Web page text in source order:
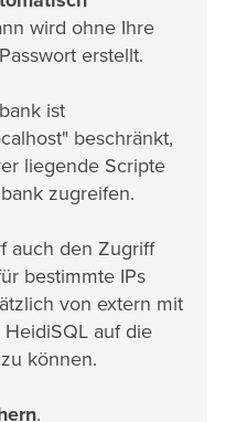
wird ohne Ihre
erstellt.
ist
beschränkt,
liegende Scripte
zugreifen.
auch den Zugriff
bestimmte IPs
von extern mit
auf die
können.
.